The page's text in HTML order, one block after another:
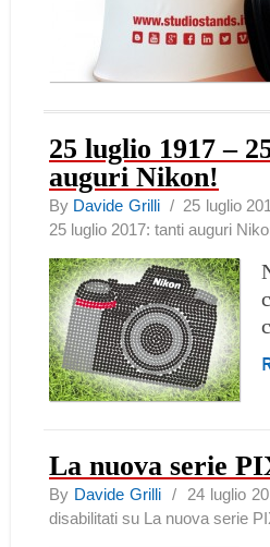
25 luglio 1917 –
auguri Nikon!
By Davide Grilli/ 25 luglio
25 luglio 2017: tanti auguri
La nuova serie
By Davide Grilli/ 24 luglio
disabilitati su La nuova serie